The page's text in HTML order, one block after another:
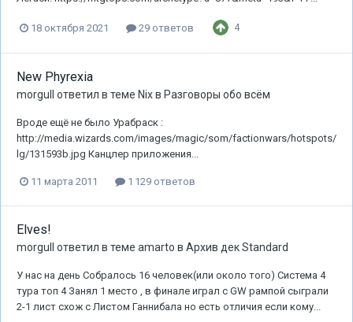
18 октября 2021 29 ответов 4
New Phyrexia
morgull ответил в теме Nixв Разговоры обо всём
Вроде ещё не было Урабраск :
http://media.wizards.com/images/magic/som/factionwars/hotspots/
lg/131593b.jpg Канцлер приложения...
11 марта 2011 1 129 ответов
Elves!
morgull ответил в теме amarto в Архив дек Standard
У нас на день Собралось 16 человек(или около того) Система 4
тура топ 4 Занял 1 место , в финале играл с GW рампой сыграли
2-1 лист схож с Листом Ганнибала но есть отличия если кому...